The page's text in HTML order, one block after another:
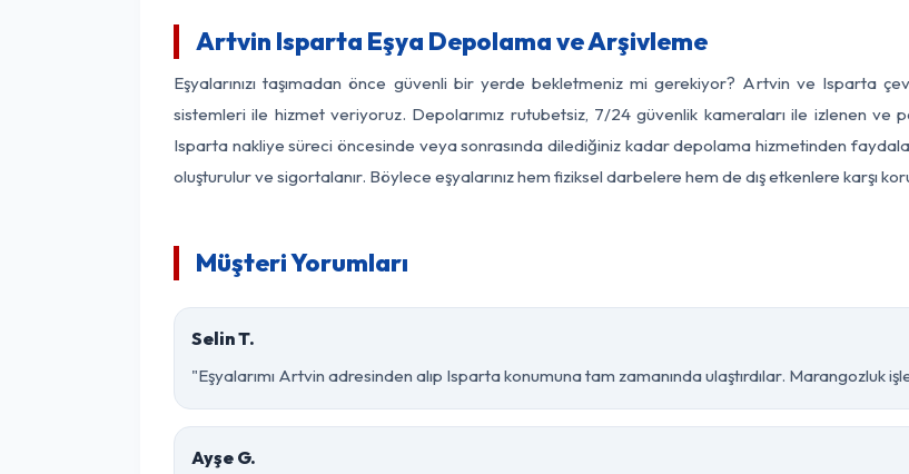
Artvin Isparta Eşya Depolama ve Arşivleme
Eşyalarınızı taşımadan önce güvenli bir yerde bekletmeniz mi gerekiyor? Artvin ve Isparta
sistemleri ile hizmet veriyoruz. Depolarımız rutubetsiz, 7/24 güvenlik kameraları ile izlenen ve
Isparta nakliye süreci öncesinde veya sonrasında dilediğiniz kadar depolama hizmetinden
oluşturulur ve sigortalanır. Böylece eşyalarınız hem fiziksel darbelere hem de dış etkenlere karşı
Müşteri Yorumları
Selin T.
"Eşyalarımı Artvin adresinden alıp Isparta konumuna tam zamanında ulaştırdılar. Marangozluk
Ayşe G.